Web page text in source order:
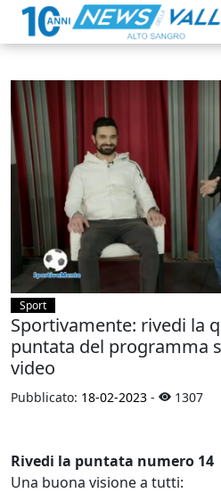
Sport
Sportivamente: rivedi la
puntata del programma
video
Pubblicato: 18-02-2023 - 1307
Rivedi la puntata numero 14
Una buona visione a tutti: